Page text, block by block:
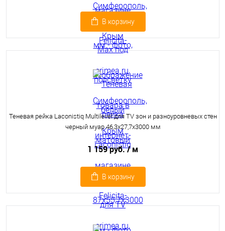
В корзину
Теневая рейка Laconistiq Multilevel для TV зон и разноуровневых стен
черный муар 46,3х27,7х3000 мм
1 159 руб./ м
В корзину